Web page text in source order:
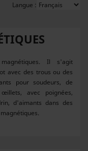
Langue :
Il s'agit
avec des trous ou des
pour soudeurs, de
avec poignées,
d'aimants dans des